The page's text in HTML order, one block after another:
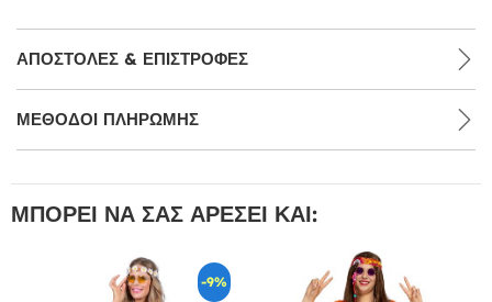
ΑΠΟΣΤΟΛΈΣ & ΕΠΙΣΤΡΟΦΈΣ
ΜΕΘΌΔΟΙ ΠΛΗΡΩΜΉΣ
ΜΠΟΡΕΊ ΝΑ ΣΑΣ ΑΡΈΣΕΙ ΚΑΙ:
-9%